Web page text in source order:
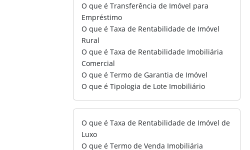
O que é Transferência de Imóvel para
Empréstimo
O que é Taxa de Rentabilidade de Imóvel
Rural
O que é Taxa de Rentabilidade Imobiliária
Comercial
O que é Termo de Garantia de Imóvel
O que é Tipologia de Lote Imobiliário
O que é Taxa de Rentabilidade de Imóvel de
Luxo
O que é Termo de Venda Imobiliária